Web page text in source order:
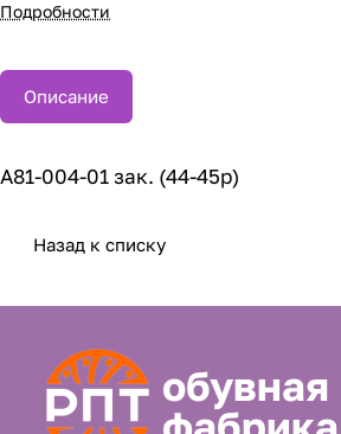
Подробности
Описание
А81-004-01 зак. (44-45р)
Назад к списку
обувная